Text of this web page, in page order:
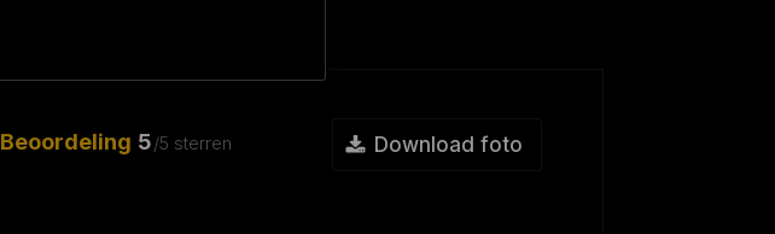
Beoordeling 5/5 sterren Download foto